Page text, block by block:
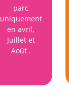
parc
uniquement
en avril,
Juillet et
Août .